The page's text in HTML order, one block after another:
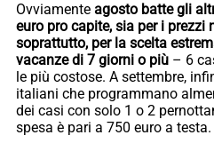
Ovviamente agosto batte gli
euro pro capite, sia per i prezzi
soprattutto, per la scelta
vacanze di 7 giorni o più – 6
le più costose. A settembre,
italiani che programmano
dei casi con solo 1 o 2
spesa è pari a 750 euro a testa.